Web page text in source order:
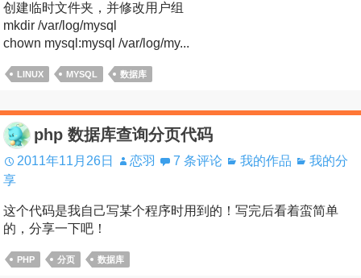
创建临时文件夹，并修改用户组
mkdir /var/log/mysql
chown mysql:mysql /var/log/my...
LINUX MYSQL 数据库
php 数据库查询分页代码
2011年11月26日 恋羽 7 条评论 我的作品
我的分
享
这个代码是我自己写某个程序时用到的！写完后看着蛮简单
的，分享一下吧！
PHP 分页 数据库